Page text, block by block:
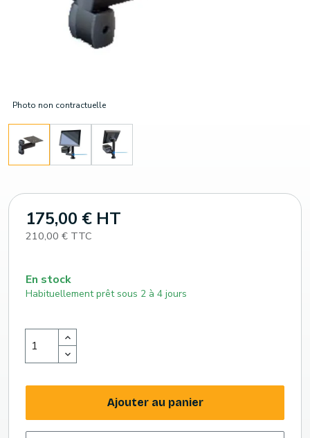
Photo non contractuelle
175,00 € HT
210,00 € TTC
En stock
Habituellement prêt sous 2 à 4 jours
Ajouter au panier